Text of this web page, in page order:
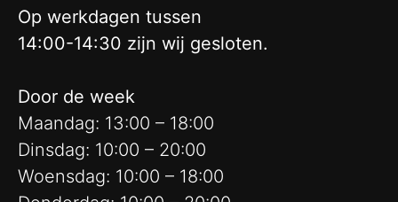
Op werkdagen tussen
14:00-14:30 zijn wij gesloten.
Door de week
Maandag: 13:00 – 18:00
Dinsdag: 10:00 – 20:00
Woensdag: 10:00 – 18:00